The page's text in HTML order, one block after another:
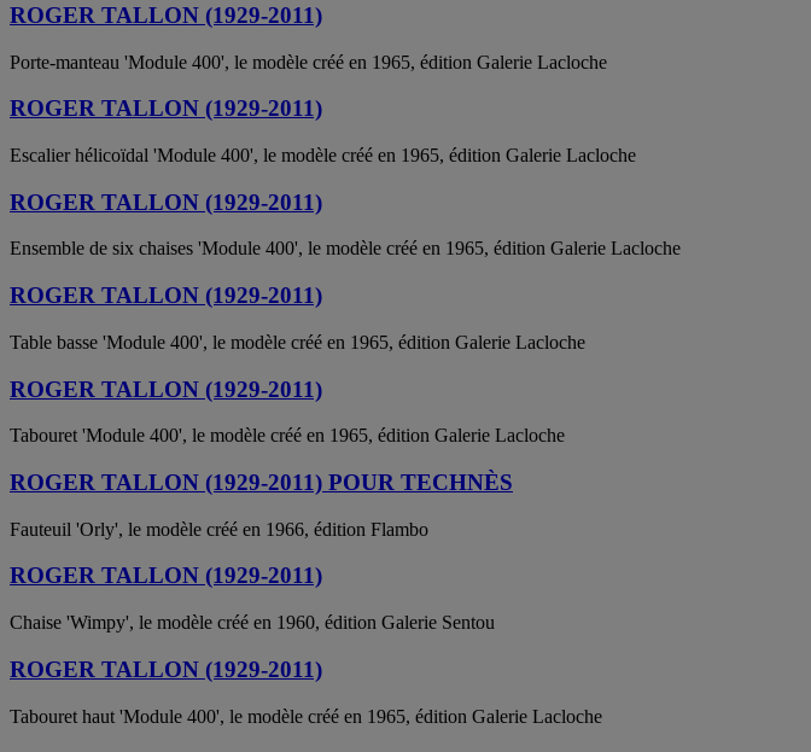
ROGER TALLON (1929-2011)
Porte-manteau 'Module 400', le modèle créé en 1965, édition Galerie Lacloche
ROGER TALLON (1929-2011)
Escalier hélicoïdal 'Module 400', le modèle créé en 1965, édition Galerie Lacloche
ROGER TALLON (1929-2011)
Ensemble de six chaises 'Module 400', le modèle créé en 1965, édition Galerie Lacloche
ROGER TALLON (1929-2011)
Table basse 'Module 400', le modèle créé en 1965, édition Galerie Lacloche
ROGER TALLON (1929-2011)
Tabouret 'Module 400', le modèle créé en 1965, édition Galerie Lacloche
ROGER TALLON (1929-2011) POUR TECHNÈS
Fauteuil 'Orly', le modèle créé en 1966, édition Flambo
ROGER TALLON (1929-2011)
Chaise 'Wimpy', le modèle créé en 1960, édition Galerie Sentou
ROGER TALLON (1929-2011)
Tabouret haut 'Module 400', le modèle créé en 1965, édition Galerie Lacloche